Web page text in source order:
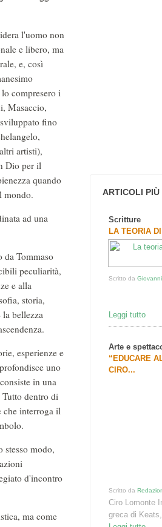
l'uomo non
e libero, ma
e, così
compresero i
Masaccio,
fino
artisti),
Dio per il
quando
mondo.
ad una
da Tommaso
peculiarità,
e alla
storia,
bellezza
esperienze e
uno
in una
dentro di
che interroga il
stesso modo,
d'incontro
ma come
ARTICOLI PIÙ
Scritture
LA TEORIA
Scritto da
Leggi tutto
Arte e
“EDUCARE
CIRO...
Scritto da
Ciro Lomonte
greca di